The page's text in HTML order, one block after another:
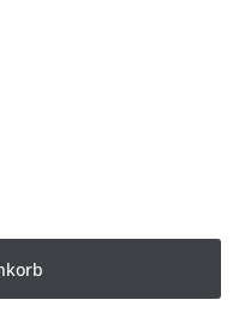
gewünschten